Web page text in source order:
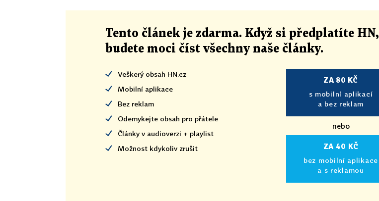
Tento článek je zdarma. Když si předplatíte HN,
budete moci číst všechny naše články.
Veškerý obsah HN.cz
Mobilní aplikace
Bez reklam
Odemykejte obsah pro přátele
Články v audioverzi + playlist
Možnost kdykoliv zrušit
ZA 80 KČ
s mobilní aplikací
a bez reklam
nebo
ZA 40 KČ
bez mobilní aplikace
a s reklamou